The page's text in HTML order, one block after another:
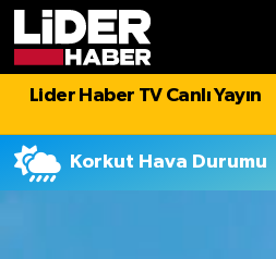
Lider Haber TV Canlı Yayın
Korkut Hava Durumu
Politika
Asayiş
Hava Durumu
İstanbul Namaz Vakitleri